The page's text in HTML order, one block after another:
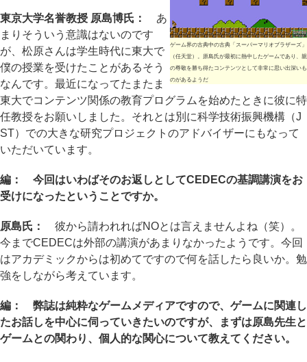
ゲーム界の古典中の古典「スーパーマリオブラザーズ」
（任天堂）。原島氏が最初に熱中したゲームであり、親
の尊敬を勝ち得たコンテンツとして非常に思い出深いも
のがあるようだ
東京大学名誉教授 原島博氏：
あ
まりそういう意識はないのです
が、松原さんは学生時代に東大で
僕の授業を受けたことがあるそう
なんです。最近になってたまたま
東大でコンテンツ関係の教育プログラムを始めたときに彼に特
任教授をお願いしました。それとは別に科学技術振興機構（J
ST）での大きな研究プロジェクトのアドバイザーにもなって
いただいています。
編： 今回はいわばそのお返しとしてCEDECの基調講演をお
受けになったということですか。
原島氏：
彼から請われればNOとは言えませんよね（笑）。
今までCEDECは外部の講演があまりなかったようです。今回
はアカデミックからは初めてですので何を話したら良いか。勉
強をしながら考えています。
編： 弊誌は純粋なゲームメディアですので、ゲームに関連し
たお話しを中心に伺っていきたいのですが、まずは原島先生と
ゲームとの関わり、個人的な関心について教えてください。